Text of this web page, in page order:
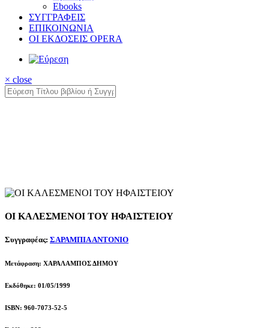
Ebooks
ΣΥΓΓΡΑΦΕΙΣ
ΕΠΙΚΟΙΝΩΝΙΑ
ΟΙ ΕΚΔΟΣΕΙΣ OPERA
× close
ΟΙ ΚΑΛΕΣΜΕΝΟΙ ΤΟΥ ΗΦΑΙΣΤΕΙΟΥ
Συγγραφέας: ΣΑΡΑΜΠΙΑ ΑΝΤΟΝΙΟ
Μετάφραση: ΧΑΡΑΛΑΜΠΟΣ ΔΗΜΟΥ
Εκδόθηκε: 01/05/1999
ISBN: 960-7073-52-5